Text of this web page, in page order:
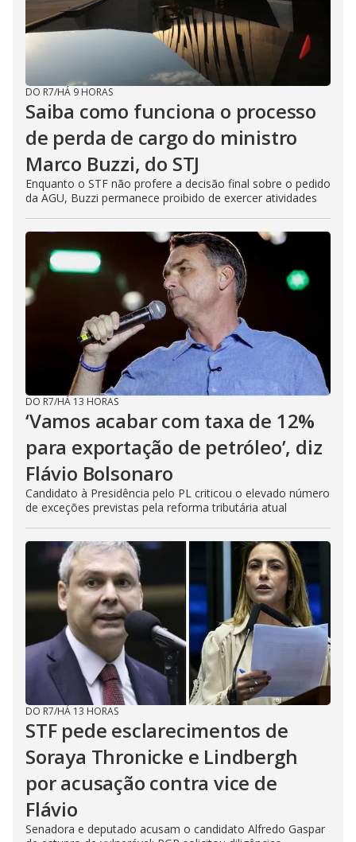
DO R7/HÁ 9 HORAS
Saiba como funciona o processo
de perda de cargo do ministro
Marco Buzzi, do STJ
Enquanto o STF não profere a decisão final sobre o pedido
da AGU, Buzzi permanece proibido de exercer atividades
DO R7/HÁ 13 HORAS
‘Vamos acabar com taxa de 12%
para exportação de petróleo’, diz
Flávio Bolsonaro
Candidato à Presidência pelo PL criticou o elevado número
de exceções previstas pela reforma tributária atual
DO R7/HÁ 13 HORAS
STF pede esclarecimentos de
Soraya Thronicke e Lindbergh
por acusação contra vice de
Flávio
Senadora e deputado acusam o candidato Alfredo Gaspar